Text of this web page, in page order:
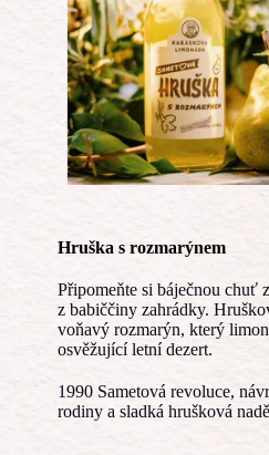
Hruška s rozmarýnem
Připomeňte si báječnou chuť
z babiččiny zahrádky.
voňavý rozmarýn, který
osvěžující letní dezert.
1990 Sametová revoluce,
rodiny a sladká hrušková